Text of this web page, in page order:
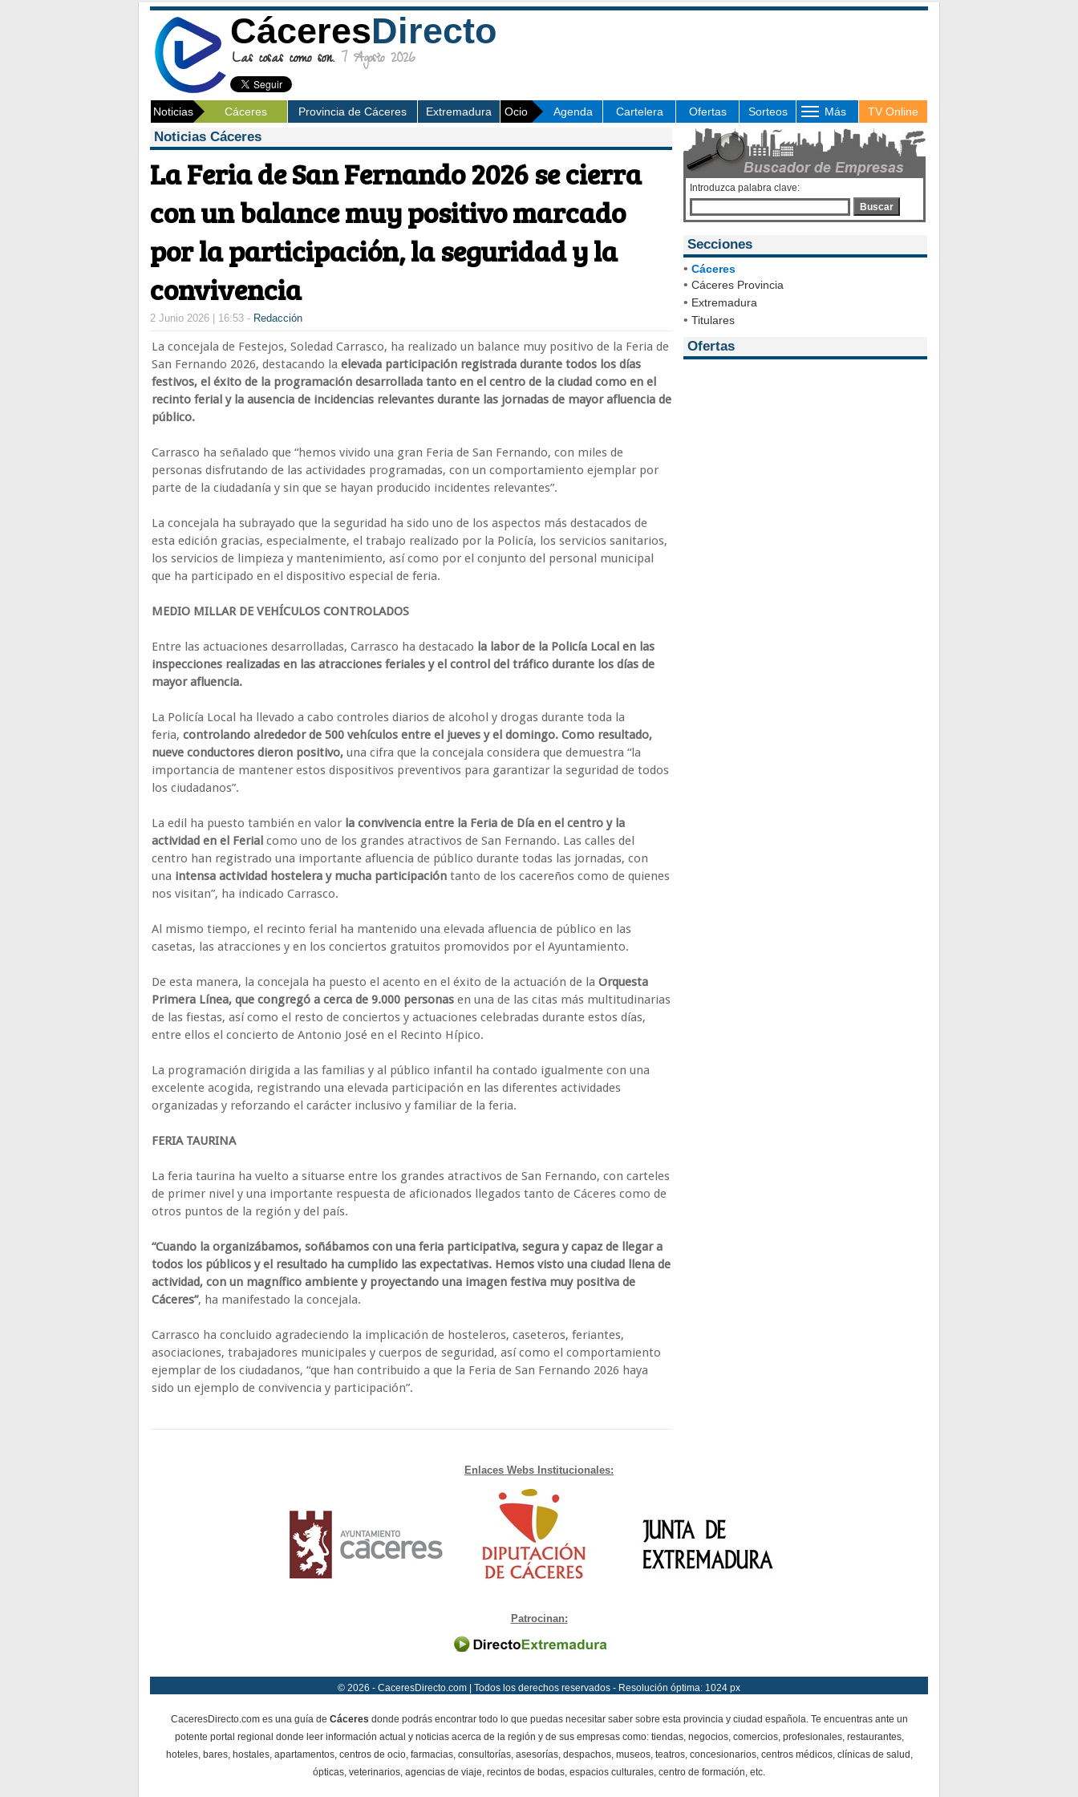
CáceresDirecto
Las cosas como son. 7 Agosto 2026
Noticias Cáceres Provincia de Cáceres Extremadura Ocio Agenda Cartelera Ofertas Sorteos Más TV Online
Noticias Cáceres
La Feria de San Fernando 2026 se cierra
con un balance muy positivo marcado
por la participación, la seguridad y la
convivencia
2 Junio 2026 | 16:53 - Redacción
La concejala de Festejos, Soledad Carrasco, ha realizado un balance muy positivo de la Feria de
San Fernando 2026, destacando la elevada participación registrada durante todos los días
festivos, el éxito de la programación desarrollada tanto en el centro de la ciudad como en el
recinto ferial y la ausencia de incidencias relevantes durante las jornadas de mayor afluencia de
público.
Carrasco ha señalado que “hemos vivido una gran Feria de San Fernando, con miles de
personas disfrutando de las actividades programadas, con un comportamiento ejemplar por
parte de la ciudadanía y sin que se hayan producido incidentes relevantes”.
La concejala ha subrayado que la seguridad ha sido uno de los aspectos más destacados de
esta edición gracias, especialmente, el trabajo realizado por la Policía, los servicios sanitarios,
los servicios de limpieza y mantenimiento, así como por el conjunto del personal municipal
que ha participado en el dispositivo especial de feria.
MEDIO MILLAR DE VEHÍCULOS CONTROLADOS
Entre las actuaciones desarrolladas, Carrasco ha destacado la labor de la Policía Local en las
inspecciones realizadas en las atracciones feriales y el control del tráfico durante los días de
mayor afluencia.
La Policía Local ha llevado a cabo controles diarios de alcohol y drogas durante toda la
feria, controlando alrededor de 500 vehículos entre el jueves y el domingo. Como resultado,
nueve conductores dieron positivo, una cifra que la concejala considera que demuestra “la
importancia de mantener estos dispositivos preventivos para garantizar la seguridad de todos
los ciudadanos”.
La edil ha puesto también en valor la convivencia entre la Feria de Día en el centro y la
actividad en el Ferial como uno de los grandes atractivos de San Fernando. Las calles del
centro han registrado una importante afluencia de público durante todas las jornadas, con
una intensa actividad hostelera y mucha participación tanto de los cacereños como de quienes
nos visitan”, ha indicado Carrasco.
Al mismo tiempo, el recinto ferial ha mantenido una elevada afluencia de público en las
casetas, las atracciones y en los conciertos gratuitos promovidos por el Ayuntamiento.
De esta manera, la concejala ha puesto el acento en el éxito de la actuación de la Orquesta
Primera Línea, que congregó a cerca de 9.000 personas en una de las citas más multitudinarias
de las fiestas, así como el resto de conciertos y actuaciones celebradas durante estos días,
entre ellos el concierto de Antonio José en el Recinto Hípico.
La programación dirigida a las familias y al público infantil ha contado igualmente con una
excelente acogida, registrando una elevada participación en las diferentes actividades
organizadas y reforzando el carácter inclusivo y familiar de la feria.
FERIA TAURINA
La feria taurina ha vuelto a situarse entre los grandes atractivos de San Fernando, con carteles
de primer nivel y una importante respuesta de aficionados llegados tanto de Cáceres como de
otros puntos de la región y del país.
“Cuando la organizábamos, soñábamos con una feria participativa, segura y capaz de llegar a
todos los públicos y el resultado ha cumplido las expectativas. Hemos visto una ciudad llena de
actividad, con un magnífico ambiente y proyectando una imagen festiva muy positiva de
Cáceres”, ha manifestado la concejala.
Carrasco ha concluido agradeciendo la implicación de hosteleros, caseteros, feriantes,
asociaciones, trabajadores municipales y cuerpos de seguridad, así como el comportamiento
ejemplar de los ciudadanos, “que han contribuido a que la Feria de San Fernando 2026 haya
sido un ejemplo de convivencia y participación”.
Introduzca palabra clave:
Buscar
Secciones
• Cáceres
• Cáceres Provincia
• Extremadura
• Titulares
Ofertas
Enlaces Webs Institucionales:
Patrocinan:
© 2026 - CaceresDirecto.com | Todos los derechos reservados - Resolución óptima: 1024 px
CaceresDirecto.com es una guía de Cáceres donde podrás encontrar todo lo que puedas necesitar saber sobre esta provincia y ciudad española. Te encuentras ante un
potente portal regional donde leer información actual y noticias acerca de la región y de sus empresas como: tiendas, negocios, comercios, profesionales, restaurantes,
hoteles, bares, hostales, apartamentos, centros de ocio, farmacias, consultorías, asesorías, despachos, museos, teatros, concesionarios, centros médicos, clínicas de salud,
ópticas, veterinarios, agencias de viaje, recintos de bodas, espacios culturales, centro de formación, etc.